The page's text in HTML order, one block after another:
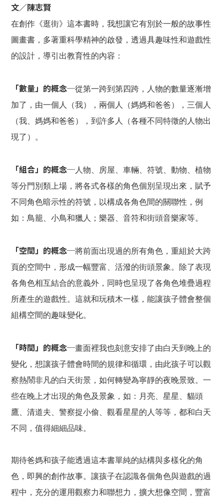
文／陳志賢
在創作《逛街》這本書時，我想讓它有別於一般的故事性
圖畫書，多著重科學精神的啟發，透過具趣味性和遊戲性
的設計，導引出教育性的內容：
「數量」的概念─從第一跨到第四跨，人物的數量逐漸增
加了，由一個人（我），兩個人（媽媽和爸爸），三個人
（我、媽媽和爸爸），到許多人（各種不同特徵的人物出
現了）。
「組合」的概念─ 人物、房屋、車輛、符號、動物、植物
等分門別類上場，將各式各樣的角色個別呈現出來，賦予
不同角色暗示性的符號，以構成各角色間的關聯性，例
如：鳥籠、小鳥和獵人；樂器、音符和街頭音樂家等。
「空間」的概念─將前面出現過的所有角色，重組於大跨
頁的空間中，形成一幅豐富、活潑的街頭景象。除了表現
各角色相互結合的意義外，同時也呈現了各角色堆疊過程
所產生的遊戲性。這就和玩積木一樣，能讓孩子體會整個
組構空間的趣味變化。
「時間」的概念─畫面裡我也刻意安排了由白天到晚上的
變化，想讓孩子體會時間的規律和循環，由此孩子可以觀
察熱鬧非凡的白天街景，如何轉變為寧靜的夜晚景致。一
些在晚上才出現的角色及景象，如：月亮、星星、貓頭
鷹、清道夫、警察捉小偷、觀看星星的人等等，都和白天
不同，值得細細品味。
期待爸媽和孩子能透過這本書單純的結構與多樣化的角
色，即興的創作故事。讓孩子在認識各個角色與遊戲的過
程中，充分的運用觀察力和聯想力，擴大想像空間，豐富